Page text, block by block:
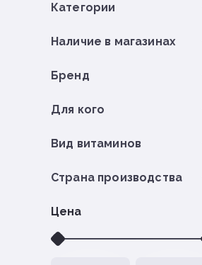
Категории
Наличие в магазинах
Бренд
Для кого
Вид витаминов
Страна производства
Цена